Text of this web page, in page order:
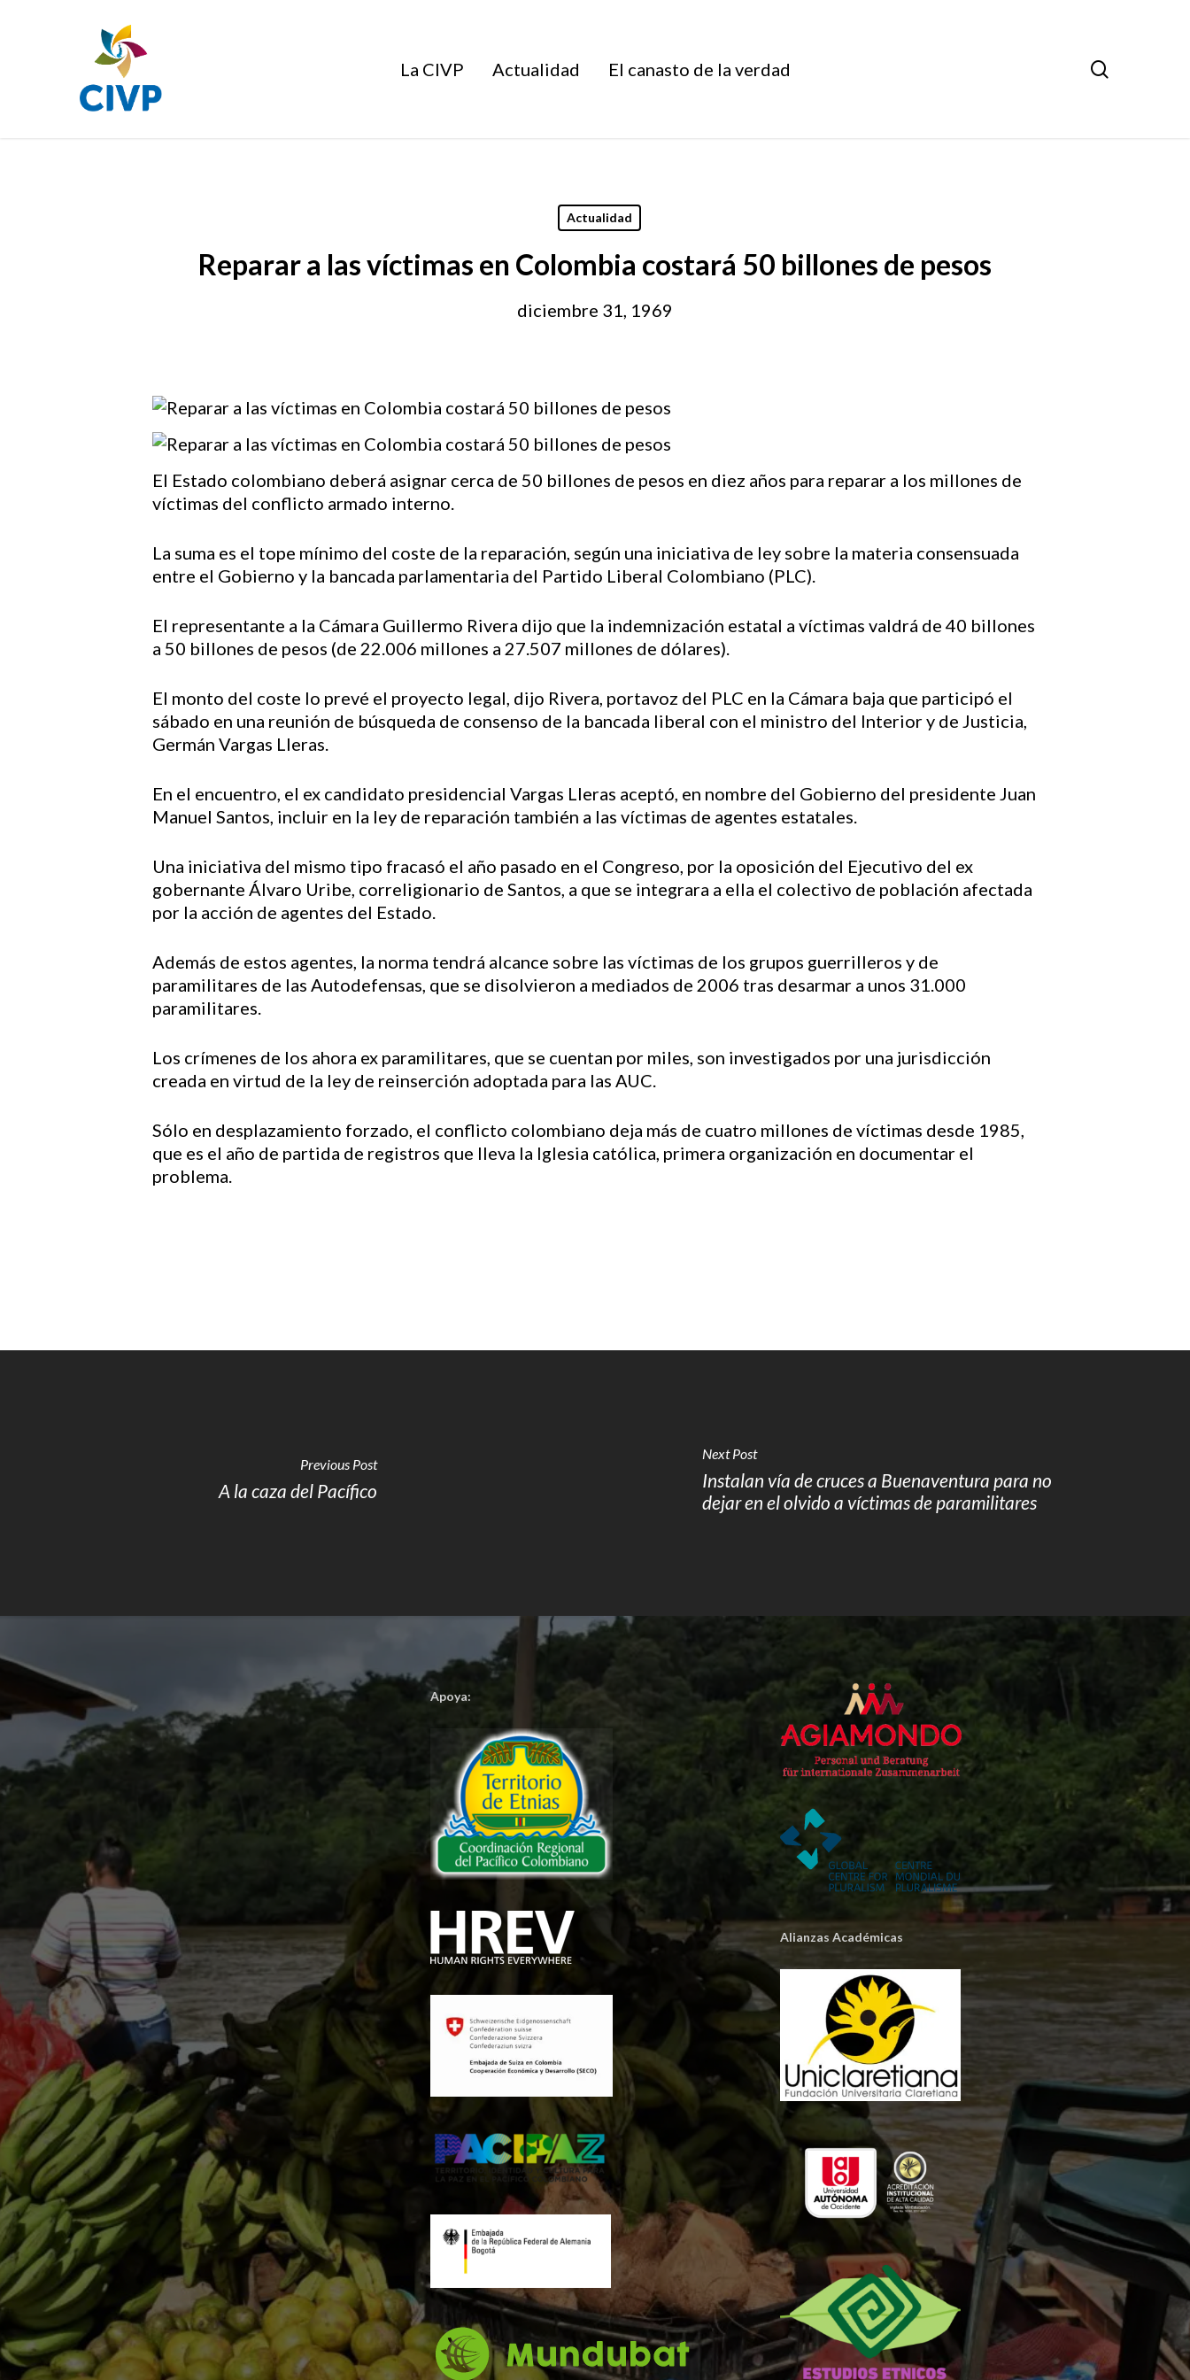
La CIVP Actualidad El canasto de la verdad
Actualidad
Reparar a las víctimas en Colombia costará 50 billones de pesos
diciembre 31, 1969
El Estado colombiano deberá asignar cerca de 50 billones de pesos en diez años para reparar a los millones de
víctimas del conflicto armado interno.
La suma es el tope mínimo del coste de la reparación, según una iniciativa de ley sobre la materia consensuada
entre el Gobierno y la bancada parlamentaria del Partido Liberal Colombiano (PLC).
El representante a la Cámara Guillermo Rivera dijo que la indemnización estatal a víctimas valdrá de 40 billones
a 50 billones de pesos (de 22.006 millones a 27.507 millones de dólares).
El monto del coste lo prevé el proyecto legal, dijo Rivera, portavoz del PLC en la Cámara baja que participó el
sábado en una reunión de búsqueda de consenso de la bancada liberal con el ministro del Interior y de Justicia,
Germán Vargas Lleras.
En el encuentro, el ex candidato presidencial Vargas Lleras aceptó, en nombre del Gobierno del presidente Juan
Manuel Santos, incluir en la ley de reparación también a las víctimas de agentes estatales.
Una iniciativa del mismo tipo fracasó el año pasado en el Congreso, por la oposición del Ejecutivo del ex
gobernante Álvaro Uribe, correligionario de Santos, a que se integrara a ella el colectivo de población afectada
por la acción de agentes del Estado.
Además de estos agentes, la norma tendrá alcance sobre las víctimas de los grupos guerrilleros y de
paramilitares de las Autodefensas, que se disolvieron a mediados de 2006 tras desarmar a unos 31.000
paramilitares.
Los crímenes de los ahora ex paramilitares, que se cuentan por miles, son investigados por una jurisdicción
creada en virtud de la ley de reinserción adoptada para las AUC.
Sólo en desplazamiento forzado, el conflicto colombiano deja más de cuatro millones de víctimas desde 1985,
que es el año de partida de registros que lleva la Iglesia católica, primera organización en documentar el
problema.
Previous Post
A la caza del Pacífico
Next Post
Instalan vía de cruces a Buenaventura para no
dejar en el olvido a víctimas de paramilitares
Apoya:
Alianzas Académicas